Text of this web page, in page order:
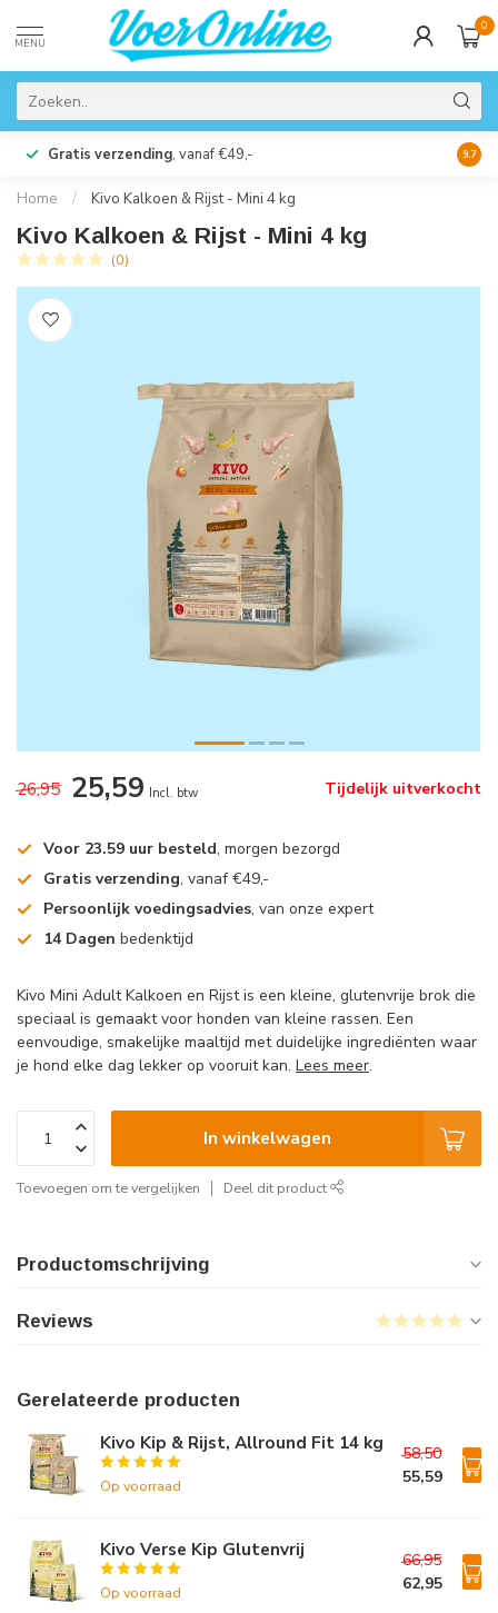
MENU
0
Gratis verzending, vanaf €49,- 9.7
Home / Kivo Kalkoen & Rijst - Mini 4 kg
Kivo Kalkoen & Rijst - Mini 4 kg
(0)
26,95 25,59 Incl. btw Tijdelijk uitverkocht
Voor 23.59 uur besteld, morgen bezorgd
Gratis verzending, vanaf €49,-
Persoonlijk voedingsadvies, van onze expert
14 Dagen bedenktijd
Kivo Mini Adult Kalkoen en Rijst is een kleine, glutenvrije brok die
speciaal is gemaakt voor honden van kleine rassen. Een
eenvoudige, smakelijke maaltijd met duidelijke ingrediënten waar
je hond elke dag lekker op vooruit kan. Lees meer.
In winkelwagen
Toevoegen om te vergelijken Deel dit product
Productomschrijving
Reviews
Gerelateerde producten
Kivo Kip & Rijst, Allround Fit 14 kg
Op voorraad
58,50
55,59
Kivo Verse Kip Glutenvrij
Op voorraad
66,95
62,95